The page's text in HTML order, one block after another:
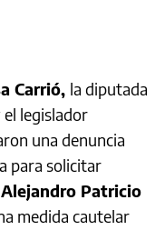
Carrió, la diputada
el legislador
una denuncia
para solicitar
Alejandro Patricio
medida cautelar